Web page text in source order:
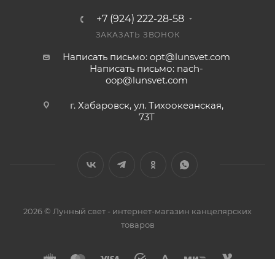
+7 (924) 222-28-58
ЗАКАЗАТЬ ЗВОНОК
Написать письмо: opt@lunsvet.com
Написать письмо: nach-
oop@lunsvet.com
г. Хабаровск, ул. Тихоокеанская,
73Т
2026 © Лунный свет - интернет-магазин канцелярских
товаров